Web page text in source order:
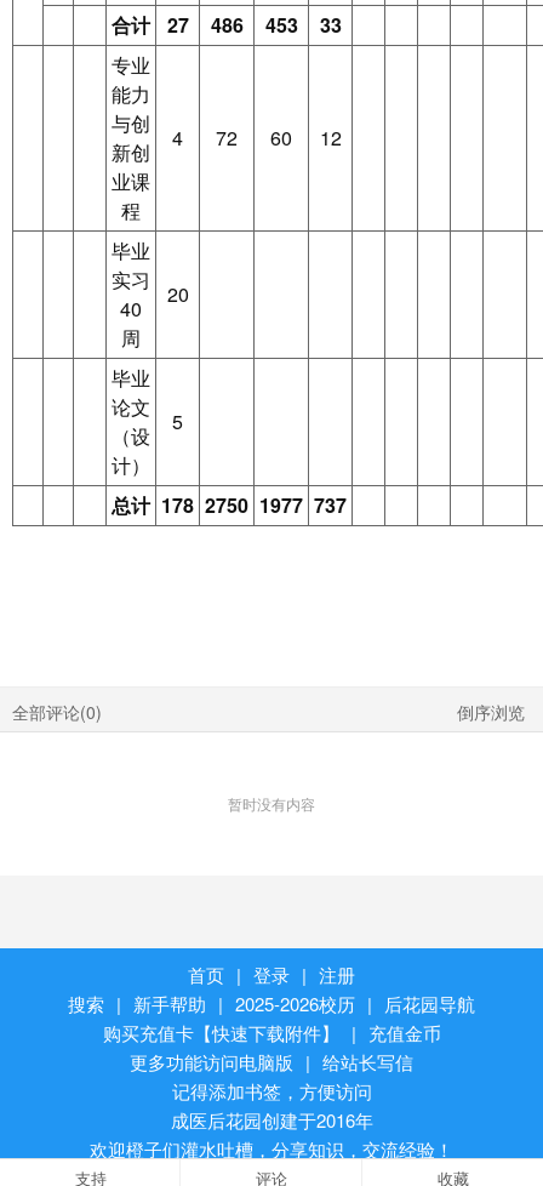
合计 27 486 453
33
专业
能力
与创
新创
业课
程
4 72 60 12
毕业
实习
40
周
20
毕业
论文
（设
计）
5
总计 178 2750 1977 737
全部评论(0) 倒序浏览
暂时没有内容
支持 评论 收藏
首页 | 登录 | 注册
搜索 | 新手帮助 | 2025-2026校历 |
后花园导航
购买充值卡【快速下载附件】
| 充值金币
更多功能访问电脑版 | 给站长写信
记得添加书签，方便访问
成医后花园创建于2016年
欢迎橙子们灌水吐槽，分享知识，交流经验！